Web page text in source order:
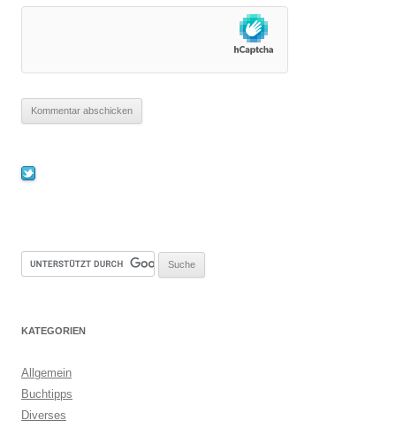
KATEGORIEN
Allgemein
Buchtipps
Diverses